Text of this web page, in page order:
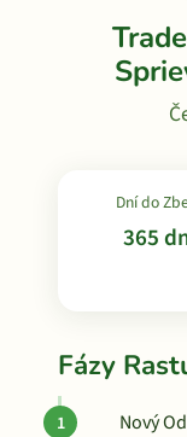
Dní do
365
Fázy
Nový